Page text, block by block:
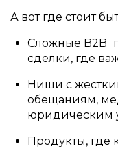
А вот где стоит
Сложные
сделки, где
Ниши с
обещаниям,
юридическим
Продукты, где